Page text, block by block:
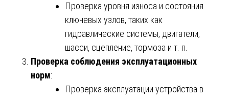
Проверка уровня износа и состояния
ключевых узлов, таких как
гидравлические системы, двигатели,
шасси, сцепление, тормоза и т. п.
Проверка соблюдения эксплуатационных
норм:
Проверка эксплуатации устройства в